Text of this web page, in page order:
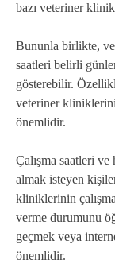
bazı veteriner
Bununla birlikte,
saatleri belirli
gösterebilir.
veteriner
önemlidir.
Çalışma saatleri
almak isteyen
kliniklerinin
verme durumunu
geçmek veya
önemlidir.